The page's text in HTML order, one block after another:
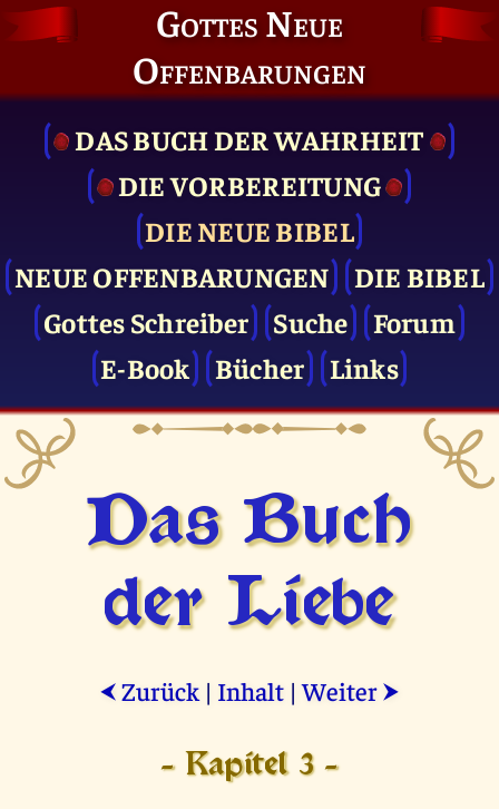
Gottes Neue
Offenbarungen
DAS BUCH DER WAHRHEIT
DIE VOR­BEREITUNG
DIE NEUE BIBEL
NEUE OFFENBARUNGEN
DIE BIBEL
Gottes Schreiber
Suche
Forum
E-Book
Bücher Links
Das Buch
der Liebe
⮜ Zurück | Inhalt |Weiter ⮞
- Kapitel 3 -